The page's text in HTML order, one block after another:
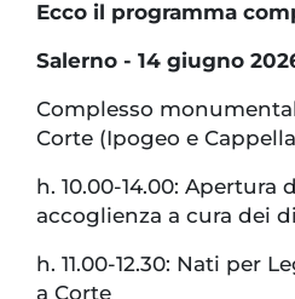
Ecco il programma
Salerno - 14 giugno
Complesso
Corte (Ipogeo e
h. 10.00-14.00: Apertura
accoglienza a cura dei
h. 11.00-12.30: Nati per
a Corte